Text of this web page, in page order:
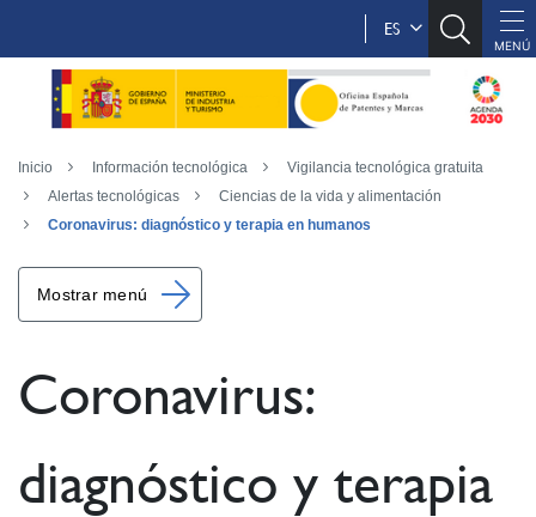
ES
Inicio Información tecnológica
Vigilancia tecnológica gratuita
Alertas tecnológicas
Ciencias de la vida y alimentación
Coronavirus: diagnóstico y terapia en humanos
Mostrar menú
Coronavirus:
diagnóstico y terapia